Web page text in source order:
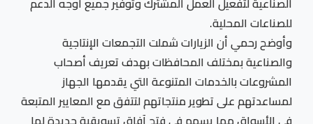
للصناعات المحلية.
وأوضح رحمي أن الزيارات شملت التجمعات الإنتاجية
والصناعية بمختلف المحافظات بهدف تعريف أصحاب
المشروعات بالخدمات المتنوعة التي يقدمها الجهاز
لمساعدتهم على تطوير منتجاتهم لتتفق مع المعايير المتبعة